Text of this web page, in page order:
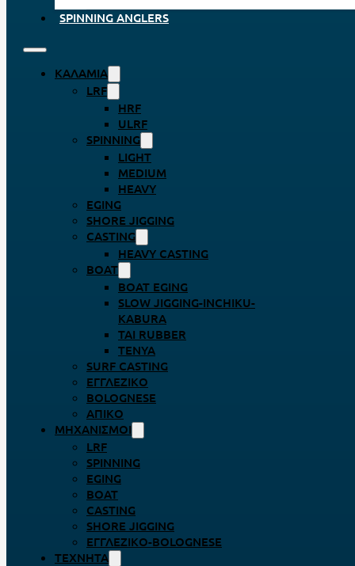
SPINNING ANGLERS
ΚΑΛΆΜΙΑ
LRF
HRF
ULRF
SPINNING
LIGHT
MEDIUM
HEAVY
EGING
SHORE JIGGING
CASTING
HEAVY CASTING
BOAT
BOAT EGING
SLOW JIGGING-INCHIKU-
KABURA
TAI RUBBER
TENYA
SURF CASTING
ΕΓΓΛΈΖΙΚΟ
BOLOGNESE
ΑΠΊΚΟ
ΜΗΧΑΝΙΣΜΟΊ
LRF
SPINNING
EGING
BOAT
CASTING
SHORE JIGGING
ΕΓΓΛΈΖΙΚΟ-BOLOGNESE
ΤΕΧΝΗΤΆ